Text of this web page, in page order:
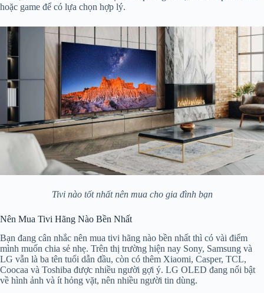
hoặc game để có lựa chọn hợp lý.
Tivi nào tốt nhất nên mua cho gia đình bạn
Nên Mua Tivi Hãng Nào Bền Nhất
Bạn đang cân nhắc nên mua tivi hãng nào bền nhất thì có vài điểm
mình muốn chia sẻ nhẹ. Trên thị trường hiện nay Sony, Samsung và
LG vẫn là ba tên tuổi dẫn đầu, còn có thêm Xiaomi, Casper, TCL,
Coocaa và Toshiba được nhiều người gợi ý. LG OLED đang nổi bật
về hình ảnh và ít hỏng vặt, nên nhiều người tin dùng.